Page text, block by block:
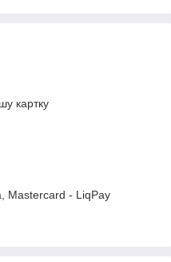
картку
Mastercard - LiqPay